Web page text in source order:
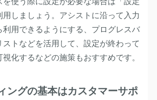
しましょう。アシストに沿って入力
利用できるようにする、プログレスバ
トなどを活用して、設定が終わって
化するなどの施策もおすすめです。
ングの基本はカスタマーサポ